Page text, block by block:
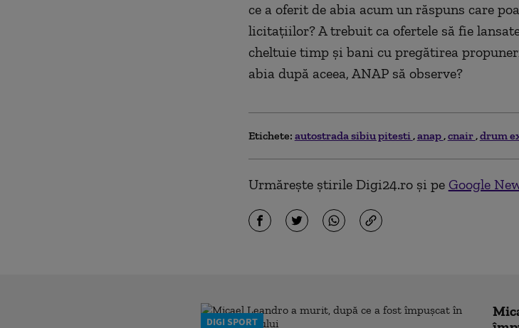
ce a oferit de abia acum un răspuns care
licitațiilor? A trebuit ca ofertele să fie
cheltuie timp și bani cu pregătirea
abia după aceea, ANAP să observe?
Etichete: autostrada sibiu pitesti anap cnair drum
Urmărește știrile Digi24.ro și pe Google
DIGI SPORT